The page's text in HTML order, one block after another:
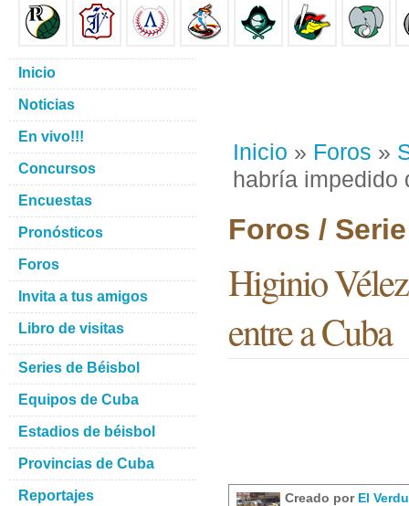
Inicio » Foros »
habría impedido
Foros /
Higinio
entre a Cuba
Creado por El
Inicio
Noticias
En vivo!!!
Concursos
Encuestas
Pronósticos
Foros
Invita a tus amigos
Libro de visitas
Series de Béisbol
Equipos de Cuba
Estadios de béisbol
Provincias de Cuba
Reportajes